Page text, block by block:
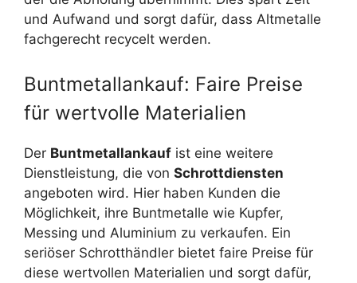
und Aufwand und sorgt dafür, dass Altmetalle
fachgerecht recycelt werden.
Buntmetallankauf: Faire Preise
für wertvolle Materialien
Der Buntmetallankauf ist eine weitere
Dienstleistung, die von Schrottdiensten
angeboten wird. Hier haben Kunden die
Möglichkeit, ihre Buntmetalle wie Kupfer,
Messing und Aluminium zu verkaufen. Ein
seriöser Schrotthändler bietet faire Preise für
diese wertvollen Materialien und sorgt dafür,